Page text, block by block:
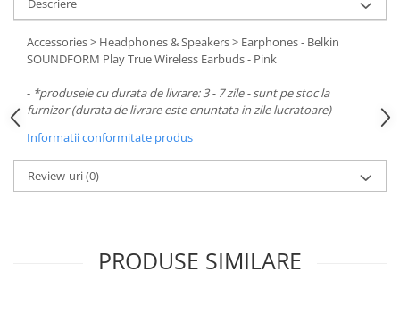
Descriere
Accessories > Headphones & Speakers > Earphones - Belkin
SOUNDFORM Play True Wireless Earbuds - Pink
- *produsele cu durata de livrare: 3 - 7 zile - sunt pe stoc la
furnizor (durata de livrare este enuntata in zile lucratoare)
Informatii conformitate produs
Review-uri(0)
PRODUSE SIMILARE